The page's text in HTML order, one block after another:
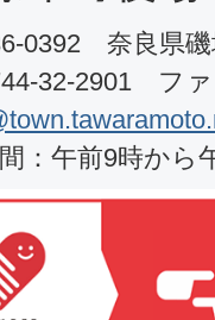
0392 奈良県
32-2901 フ
：午前9時から